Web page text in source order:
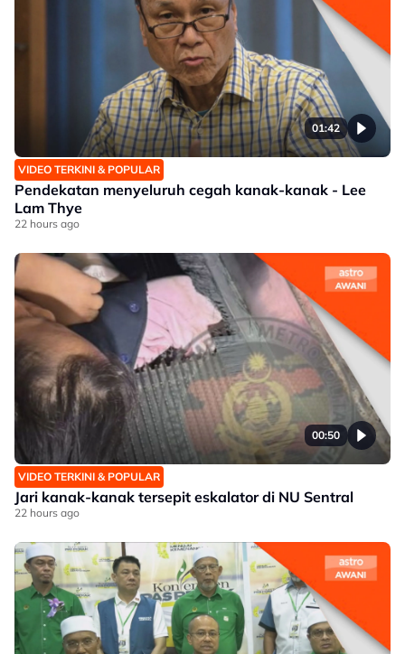
01:42
VIDEO TERKINI & POPULAR
Pendekatan menyeluruh cegah kanak-kanak - Lee
Lam Thye
22 hours ago
00:50
VIDEO TERKINI & POPULAR
Jari kanak-kanak tersepit eskalator di NU Sentral
22 hours ago